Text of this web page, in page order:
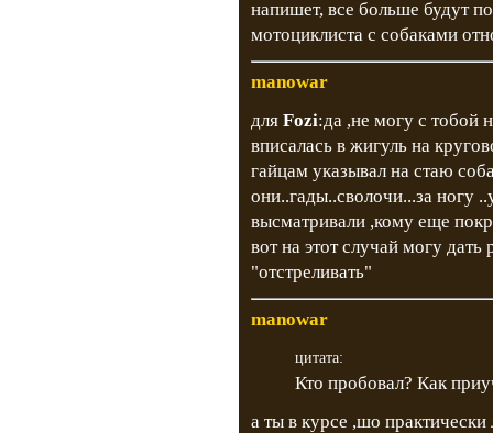
напишет, все больше будут
мотоциклиста с собаками
manowar
для Fozi:да ,не могу с тобой
вписалась в жигуль на
гайцам указывал на стаю
они..гады..сволочи...за ногу
высматривали ,кому еще
вот на этот случай могу
"отстреливать"
manowar
цитата:
Кто пробовал? Как
а ты в курсе ,шо